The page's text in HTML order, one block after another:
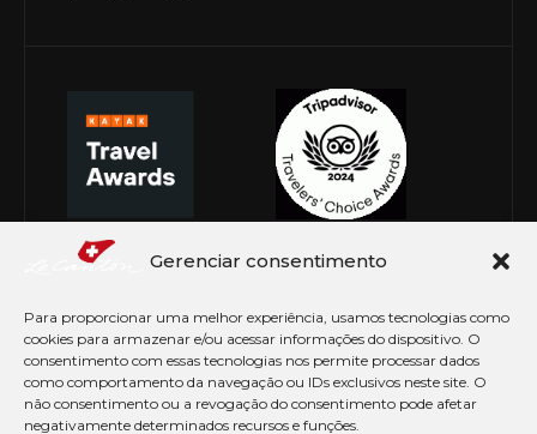
Gerenciar consentimento
Para proporcionar uma melhor experiência, usamos tecnologias como
cookies para armazenar e/ou acessar informações do dispositivo. O
consentimento com essas tecnologias nos permite processar dados
como comportamento da navegação ou IDs exclusivos neste site. O
não consentimento ou a revogação do consentimento pode afetar
negativamente determinados recursos e funções.
© Copyright 2026 Le Canton. Todos os direitos